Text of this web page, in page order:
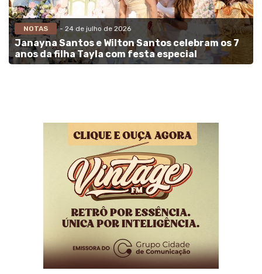
NOTAS - 24 de julho de 2026
Janayna Santos e Wilton Santos celebram os 7
anos da filha Tayla com festa especial